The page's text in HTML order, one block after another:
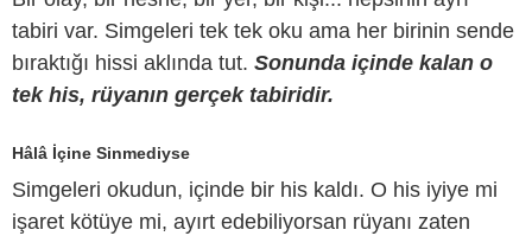
tabiri var. Simgeleri tek tek oku ama her birinin sende
bıraktığı hissi aklında tut. Sonunda içinde kalan o
tek his, rüyanın gerçek tabiridir.
Hâlâ İçine Sinmediyse
Simgeleri okudun, içinde bir his kaldı. O his iyiye mi
işaret kötüye mi, ayırt edebiliyorsan rüyanı zaten